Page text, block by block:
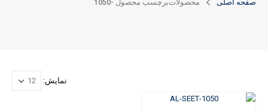
صفحه اصلی محصولاتبرچسب محصول -1050
نمایش: